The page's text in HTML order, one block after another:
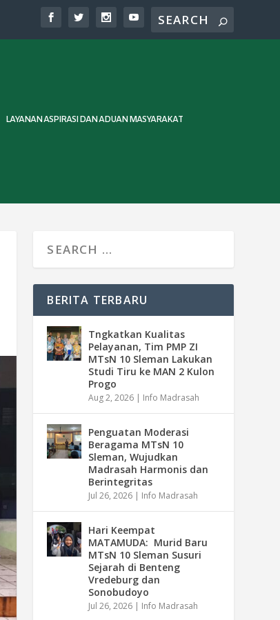
LAYANAN ASPIRASI DAN ADUAN MASYARAKAT
BERITA TERBARU
Tngkatkan Kualitas
Pelayanan, Tim PMP ZI
MTsN 10 Sleman Lakukan
Studi Tiru ke MAN 2 Kulon
Progo
Aug 2, 2026 | Info Madrasah
Penguatan Moderasi
Beragama MTsN 10
Sleman, Wujudkan
Madrasah Harmonis dan
Berintegritas
Jul 26, 2026 | Info Madrasah
Hari Keempat
MATAMUDA: Murid Baru
MTsN 10 Sleman Susuri
Sejarah di Benteng
Vredeburg dan
Sonobudoyo
Jul 26, 2026 | Info Madrasah